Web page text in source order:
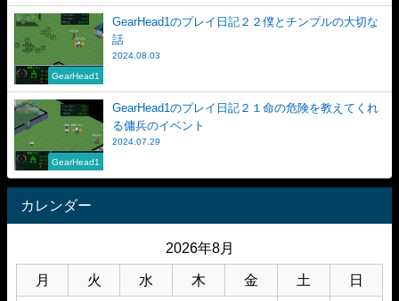
GearHead1
GearHead1のプレイ日記２２僕とチンプルの大切な
話
2024.08.03
GearHead1
GearHead1のプレイ日記２１命の危険を教えてくれ
る傭兵のイベント
2024.07.29
カレンダー
2026年8月
月 火 水 木 金 土 日